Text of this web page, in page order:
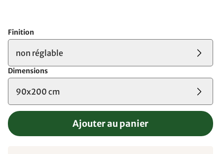
Finition
non réglable
Dimensions
90x200 cm
Ajouter au panier